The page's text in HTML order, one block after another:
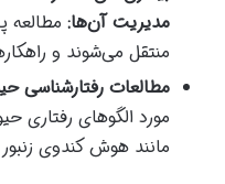
مدیریت آن‌ها: مطالعه
منتقل می‌شوند و
مطالعات رفتارشناسی
مورد الگوهای رفتاری
مانند هوش کندوی